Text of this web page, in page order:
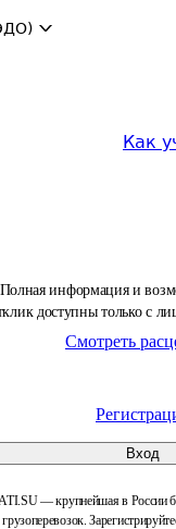
Как
Полная информация и
доступны только с
Смотреть
Вход
— крупнейшая в России
грузоперевозок.